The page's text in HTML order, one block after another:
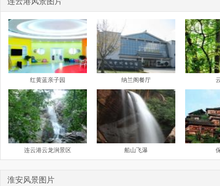
红黄蓝亲子园 纳兰阁餐厅
连云港云龙涧景区 船山飞瀑
淮安风景图片